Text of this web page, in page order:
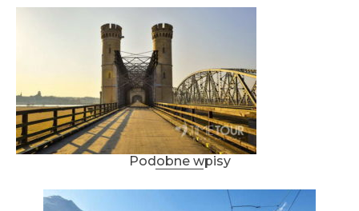
Podobne wpisy